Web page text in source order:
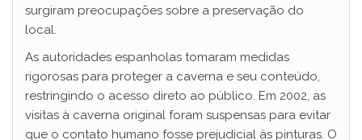
surgiram preocupações sobre a preservação do
local.
As autoridades espanholas tomaram medidas
rigorosas para proteger a caverna e seu conteúdo,
restringindo o acesso direto ao público. Em 2002, as
visitas à caverna original foram suspensas para evitar
que o contato humano fosse prejudicial às pinturas. O